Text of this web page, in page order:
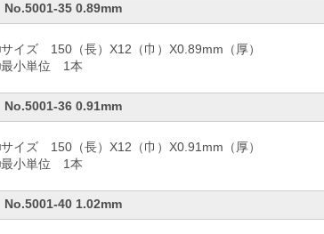
35 0.89mm
イズ 150（長）X12（巾）X0.89mm（厚）
小単位 1本
36 0.91mm
イズ 150（長）X12（巾）X0.91mm（厚）
小単位 1本
40 1.02mm